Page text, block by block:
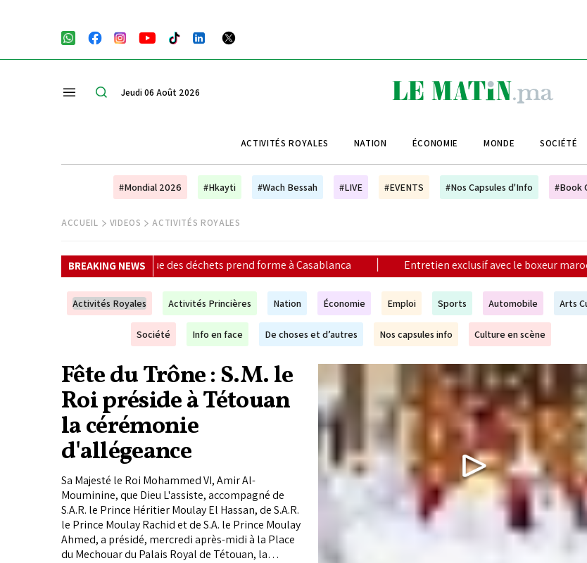
Jeudi 06 Août 2026
ACTIVITÉS ROYALES NATION ÉCONOMIE MONDE SOCIÉTÉ
#Mondial 2026 #Hkayti #Wach Bessah #LIVE #EVENTS #Nos Capsules d'Info #Book
ACCUEIL VIDEOS ACTIVITÉS ROYALES
BREAKING NEWS
des déchets prend forme à Casablanca | Entretien exclusif avec le boxeur marocain Bilel Jkitou |
Activités Royales Activités Princières Nation Économie Emploi Sports Automobile Arts
Société Info en face De choses et d’autres Nos capsules info Culture en scène
Fête du Trône : S.M. le
Roi préside à Tétouan
la cérémonie
d'allégeance
Sa Majesté le Roi Mohammed VI, Amir Al-
Mouminine, que Dieu L'assiste, accompagné de
S.A.R. le Prince Héritier Moulay El Hassan, de S.A.R.
le Prince Moulay Rachid et de S.A. le Prince Moulay
Ahmed, a présidé, mercredi après-midi à la Place
du Mechouar du Palais Royal de Tétouan, la